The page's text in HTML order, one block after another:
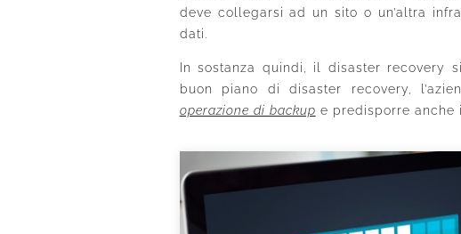
deve collegarsi ad un sito o un’altra
dati.
In sostanza quindi, il disaster recovery
buon piano di disaster recovery,
operazione di backup e predisporre anche